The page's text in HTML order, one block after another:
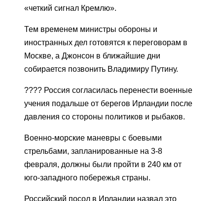
«четкий сигнал Кремлю».
Тем временем министры обороны и
иностранных дел готовятся к переговорам в
Москве, а Джонсон в ближайшие дни
собирается позвонить Владимиру Путину.
???? Россия согласилась перенести военные
учения подальше от берегов Ирландии после
давления со стороны политиков и рыбаков.
Военно-морские маневры с боевыми
стрельбами, запланированные на 3-8
февраля, должны были пройти в 240 км от
юго-западного побережья страны.
Российский посол в Ирландии назвал это